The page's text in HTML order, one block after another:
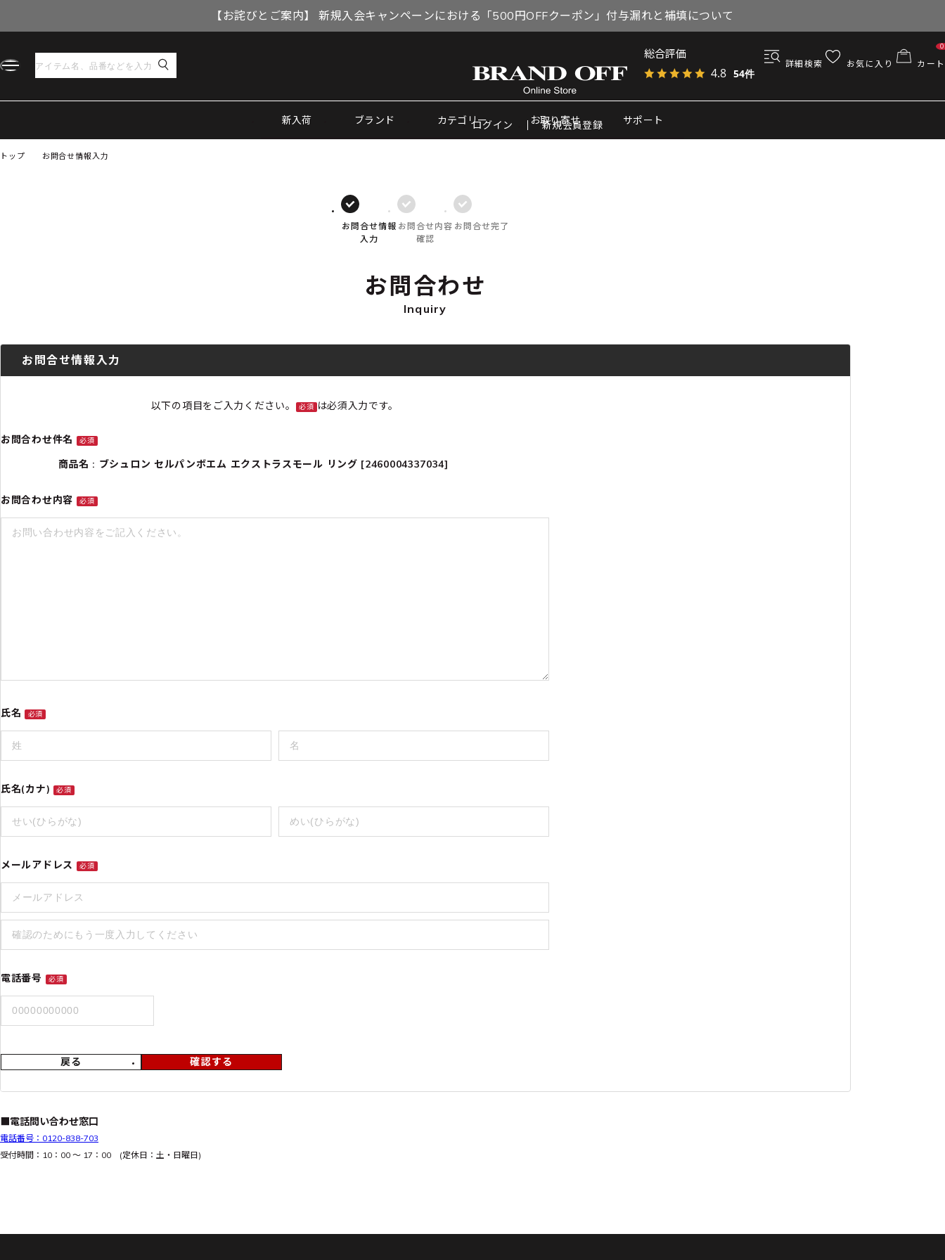
【お詫びとご案内】 新規入会キャンペーンにおける「500円OFFクーポン」付与漏れと補填について
総合評価
4.8 54件
詳細検索 お気に入り カート
0
新入荷 ブランド カテゴリー お取り寄せ サポート
ログイン 新規会員登録
トップ お問合せ情報入力
お問合せ情報
入力
お問合せ内容
確認
お問合せ完了
お問合わせ
Inquiry
お問合せ情報入力
以下の項目をご入力ください。 必須 は必須入力です。
お問合わせ件名 必須
商品名 : ブシュロン セルパンボエム エクストラスモール リング [2460004337034]
お問合わせ内容 必須
氏名 必須
氏名(カナ) 必須
メールアドレス 必須
電話番号 必須
戻る 確認する
■電話問い合わせ窓口
電話番号：0120-838-703
受付時間：10：00 ～ 17：00 (定休日：土・日曜日)